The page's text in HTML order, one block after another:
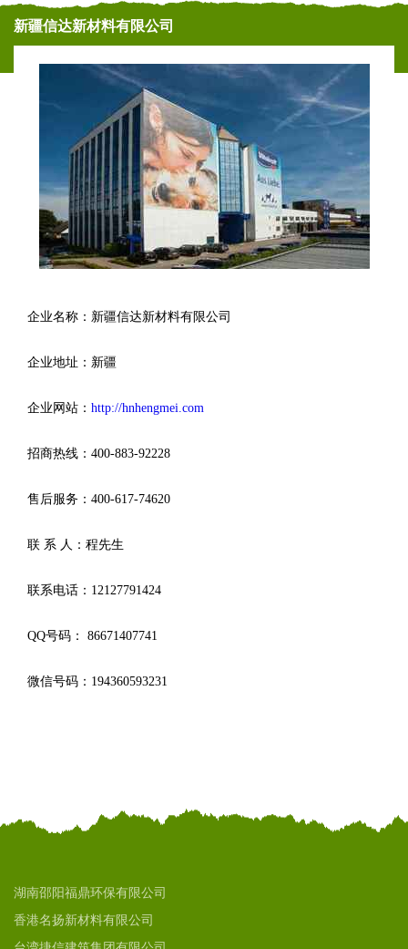
新疆信达新材料有限公司
企业名称：新疆信达新材料有限公司
企业地址：新疆
企业网站： http://hnhengmei.com
招商热线：400-883-92228
售后服务：400-617-74620
联 系 人：程先生
联系电话：12127791424
QQ号码： 86671407741
微信号码：194360593231
湖南邵阳福鼎环保有限公司
香港名扬新材料有限公司